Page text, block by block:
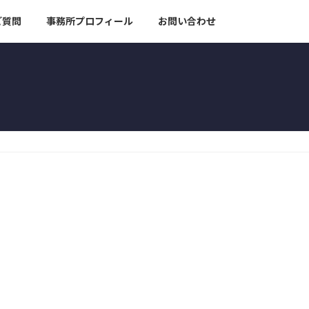
問 事務所プロフィール お問い合わせ